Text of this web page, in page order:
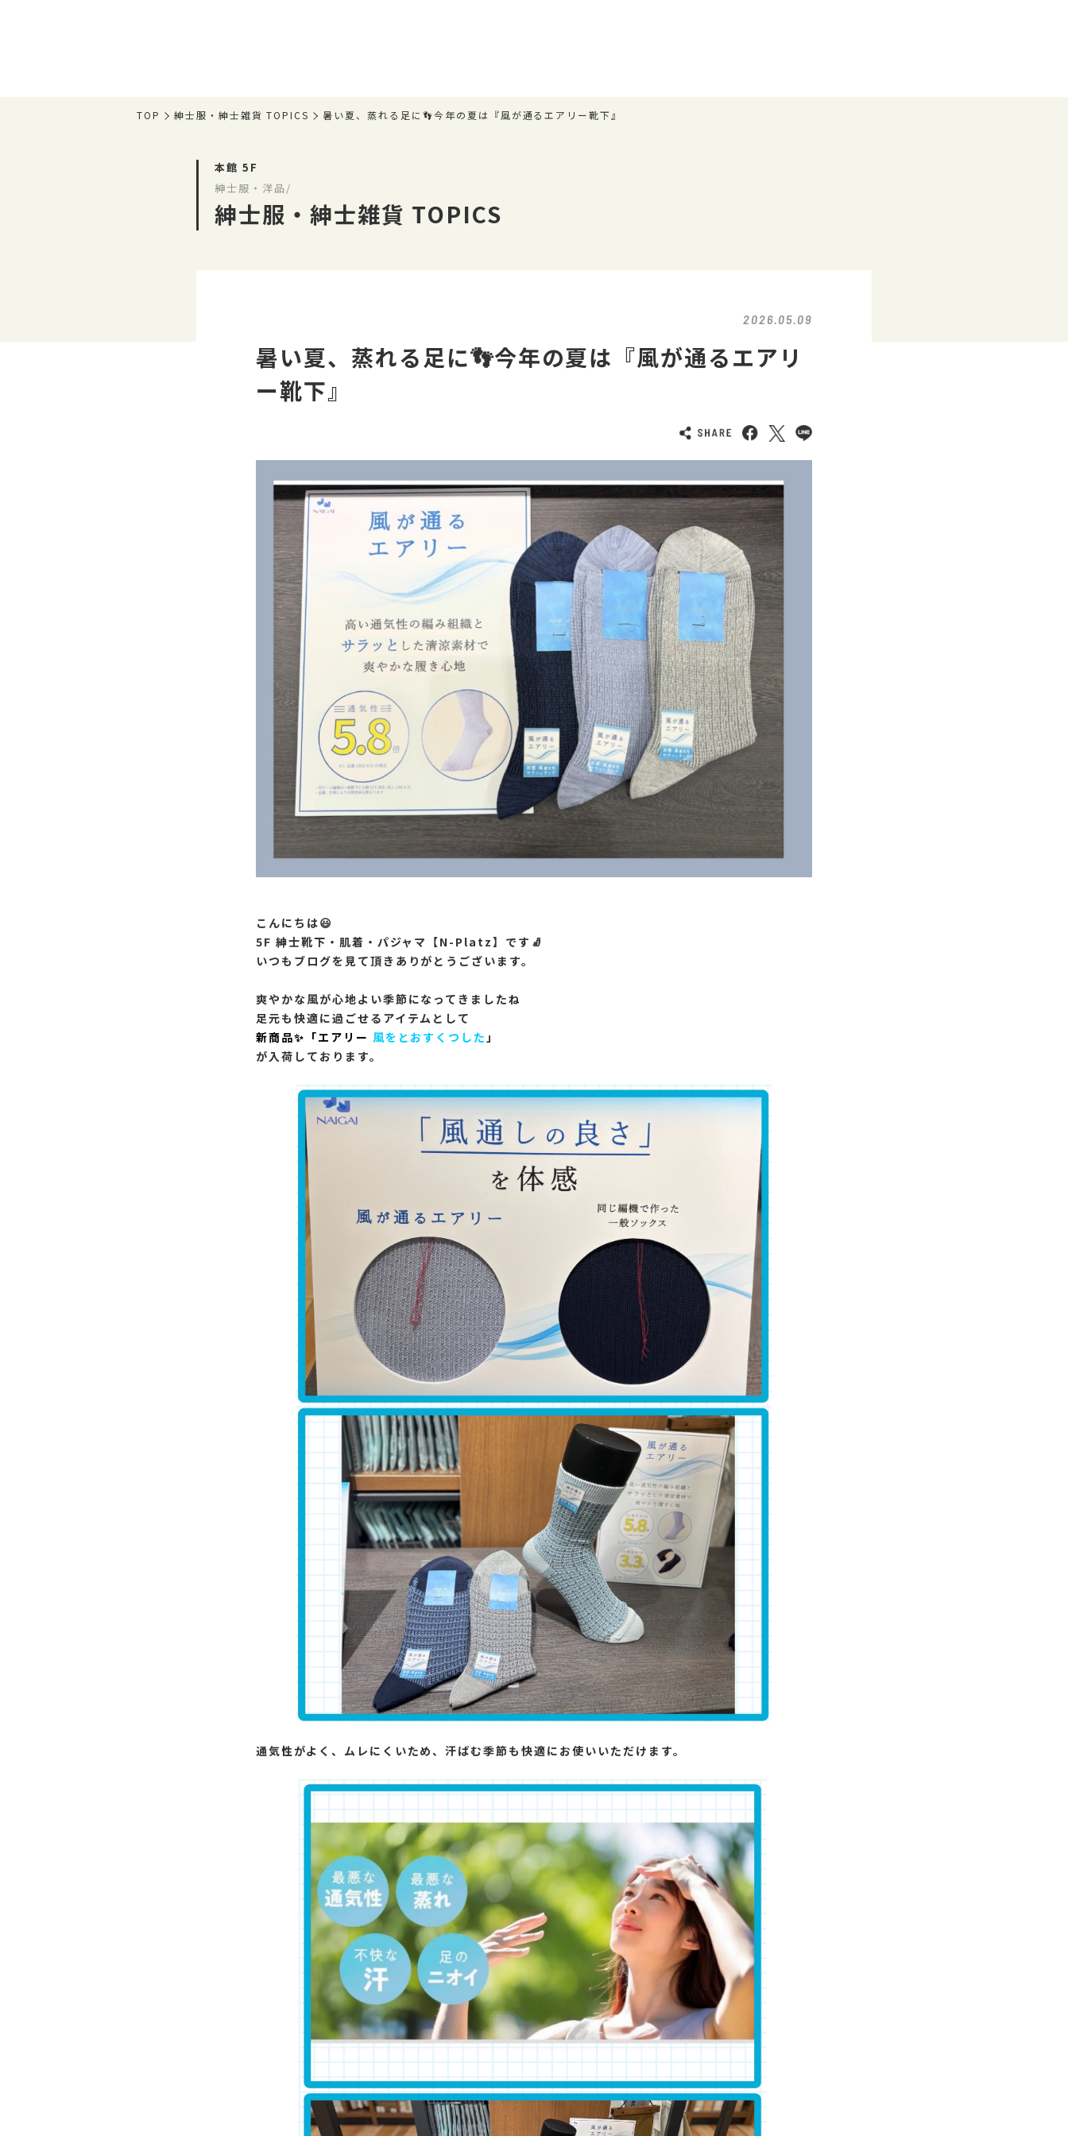
TOP 紳士服・紳士雑貨 TOPICS 暑い夏、蒸れる足に👣今年の夏は『風が通るエアリー靴下』
本館 5F
紳士服・洋品/
紳士服・紳士雑貨 TOPICS
2026.05.09
暑い夏、蒸れる足に👣今年の夏は『風が通るエアリ
ー靴下』
こんにちは😃
5F 紳士靴下・肌着・パジャマ 【N-Platz】です🧦
いつもブログを見て頂きありがとうございます。
爽やかな風が心地よい季節になってきましたね
足元も快適に過ごせるアイテムとして
新商品✨「エアリー 風をとおすくつした 」
が入荷しております。
通気性がよく、ムレにくいため、汗ばむ季節も快適にお使いいただけます。